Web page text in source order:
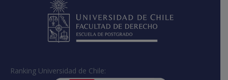
Ranking Universidad de Chile: